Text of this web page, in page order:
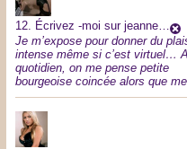
12. Écrivez -moi sur jeanne…
Je m’expose pour donner du
intense même si c’est virtuel…
quotidien, on me pense petite
bourgeoise coincée alors que